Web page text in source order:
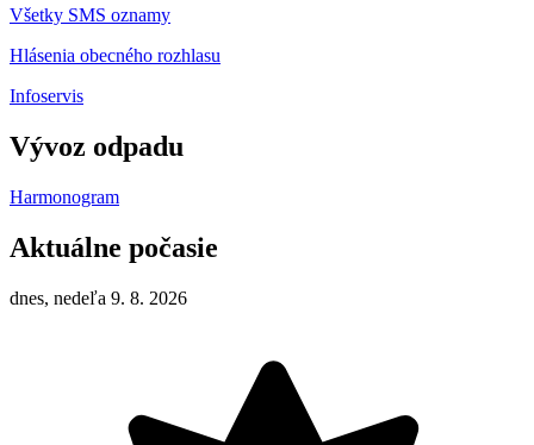
Všetky SMS oznamy
Hlásenia obecného rozhlasu
Infoservis
Vývoz odpadu
Harmonogram
Aktuálne počasie
dnes, nedeľa 9. 8. 2026